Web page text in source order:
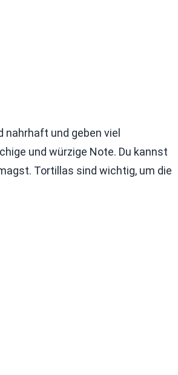
nahrhaft und geben viel
und würzige Note. Du kannst
Tortillas sind wichtig, um die